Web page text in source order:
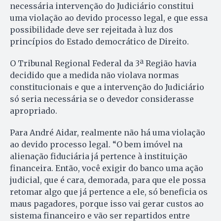
necessária intervenção do Judiciário constitui
uma violação ao devido processo legal, e que essa
possibilidade deve ser rejeitada à luz dos
princípios do Estado democrático de Direito.
O Tribunal Regional Federal da 3ª Região havia
decidido que a medida não violava normas
constitucionais e que a intervenção do Judiciário
só seria necessária se o devedor considerasse
apropriado.
Para André Aidar, realmente não há uma violação
ao devido processo legal. “O bem imóvel na
alienação fiduciária já pertence à instituição
financeira. Então, você exigir do banco uma ação
judicial, que é cara, demorada, para que ele possa
retomar algo que já pertence a ele, só beneficia os
maus pagadores, porque isso vai gerar custos ao
sistema financeiro e vão ser repartidos entre